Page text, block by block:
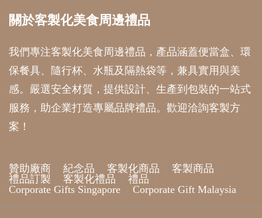
關於客製化美食周邊禮品
我們專注客製化美食周邊禮品，產品涵蓋便當盒、環
保餐具、隨行杯、水瓶及隔熱袋等，兼具實用與美
感。嚴選安全材質，提供設計、生產到包裝的一站式
服務，助企業打造專屬品牌禮品。歡迎洽詢客製方
案！
贊助廠商 紀念品 客製化商品
客製商品
禮品訂製
客製化禮品
禮品
Corporate Gifts Singapore
Corporate Gift Malaysia